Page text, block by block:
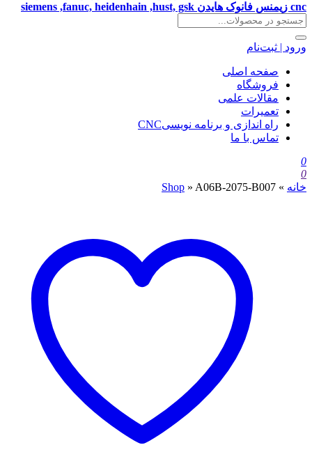
cnc زیمنس فانوک هایدن siemens ,fanuc, heidenhain ,hust, gsk
ورود | ثبت‌نام
صفحه اصلی
فروشگاه
مقالات علمی
تعمیرات
راه اندازی و برنامه نویسیCNC
تماس با ما
0
0
خانه »
Shop » A06B-2075-B007